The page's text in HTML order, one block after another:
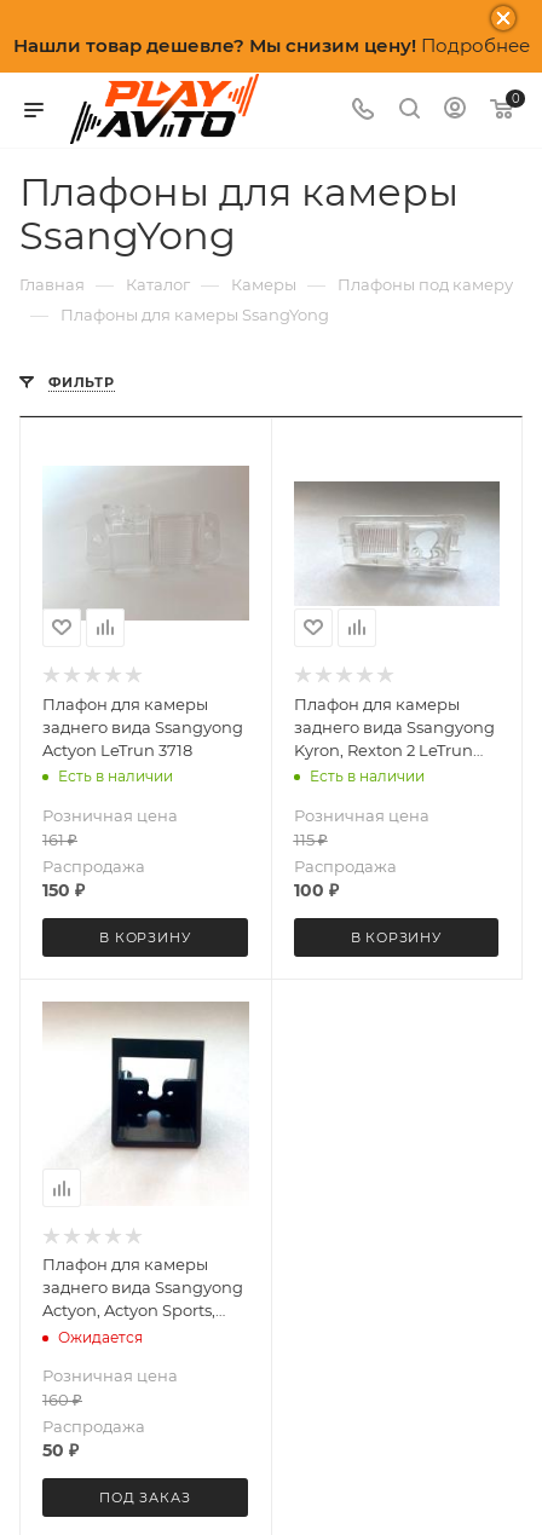
Нашли товар дешевле? Мы снизим цену! Подробнее
0
Плафоны для камеры
SsangYong
Главная — Каталог — Камеры — Плафоны под камеру
— Плафоны для камеры SsangYong
ФИЛЬТР
Плафон для камеры
заднего вида Ssangyong
Actyon LeTrun 3718
Есть в наличии
Розничная цена
161₽
Распродажа
150 ₽
В КОРЗИНУ
Плафон для камеры
заднего вида Ssangyong
Kyron, Rexton 2 LeTrun
3719Есть в наличии
Розничная цена
115₽
Распродажа
100 ₽
В КОРЗИНУ
Плафон для камеры
заднего вида Ssangyong
Actyon, Actyon Sports,
Korando LeTrun 3720
Ожидается
Розничная цена
160₽
Распродажа
50 ₽
ПОД ЗАКАЗ